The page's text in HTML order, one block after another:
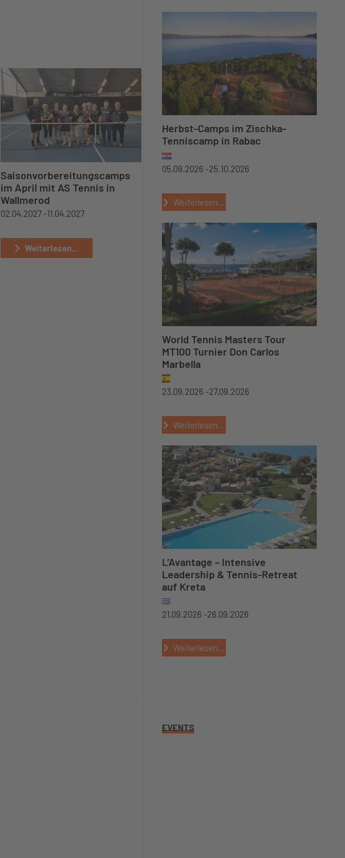
Saisonvorbereitungscamps
im April mit AS Tennis in
Wallmerod
02.04.2027 -11.04.2027
Weiterlesen...
Herbst-Camps im Zischka-
Tenniscamp in Rabac
05.09.2026 -25.10.2026
Weiterlesen...
World Tennis Masters Tour
MT100 Turnier Don Carlos
Marbella
23.09.2026 -27.09.2026
Weiterlesen...
L’Avantage – Intensive
Leadership & Tennis-Retreat
auf Kreta
21.09.2026 -26.09.2026
Weiterlesen...
EVENTS